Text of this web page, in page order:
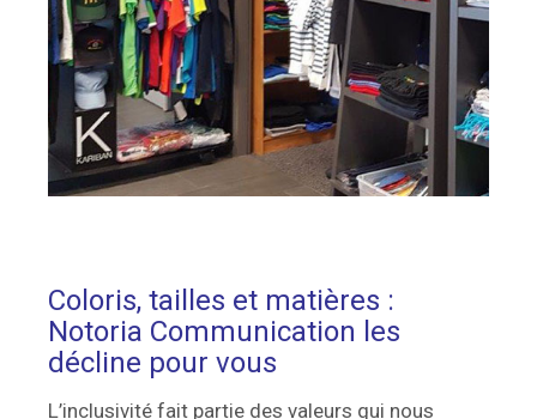
Coloris, tailles et matières :
Notoria Communication les
décline pour vous
L’inclusivité fait partie des valeurs qui nous